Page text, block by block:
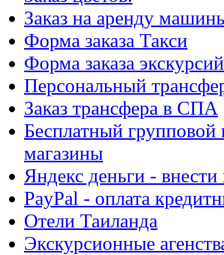
Заказ на аренду
Форма заказа Такси
Форма заказа экскурсий
Персональный
Заказ трансфера в СПА
Бесплатный
магазины
Яндекс деньги - внести
PayPal - оплата
Отели Таиланда
Экскурсионные